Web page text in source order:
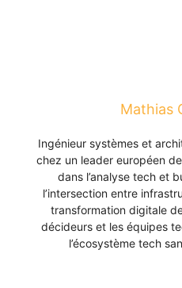
Mathias
Ingénieur systèmes et
chez un leader européen
dans l’analyse tech et
l’intersection entre
transformation digitale
décideurs et les équipes
l’écosystème tech